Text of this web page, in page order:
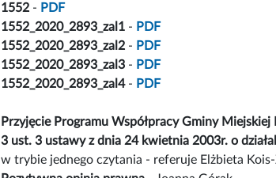
1552 - PDF
1552_2020_2893_zal1 - PDF
1552_2020_2893_zal2 - PDF
1552_2020_2893_zal3 - PDF
1552_2020_2893_zal4- PDF
Przyjęcie Programu Współpracy Gminy
3 ust. 3 ustawy z dnia 24 kwietnia 2003r. o
w trybie jednego czytania - referuje Elżbieta